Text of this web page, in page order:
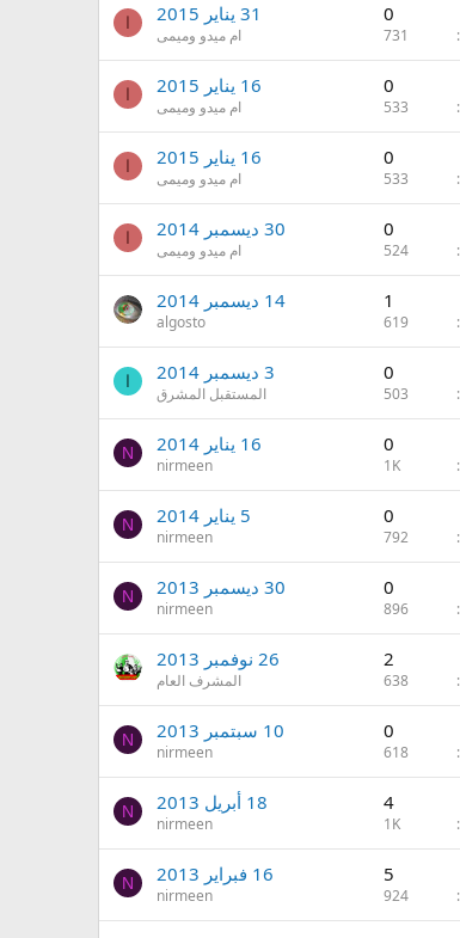
0
731
31 يناير 2015
ام ميدو وميمى
ا
0
533
16 يناير 2015
ام ميدو وميمى
ا
0
533
16 يناير 2015
ام ميدو وميمى
ا
0
524
30 ديسمبر 2014
ام ميدو وميمى
ا
1
619
14 ديسمبر 2014
algosto
0
503
3 ديسمبر 2014
المستقبل المشرق
ا
0
1K
16 يناير 2014
nirmeen
N
0
792
5 يناير 2014
nirmeen
N
0
896
30 ديسمبر 2013
nirmeen
N
2
638
26 نوفمبر 2013
المشرف العام
0
618
10 سبتمبر 2013
nirmeen
N
4
1K
18 أبريل 2013
nirmeen
N
5
924
16 فبراير 2013
nirmeen
N